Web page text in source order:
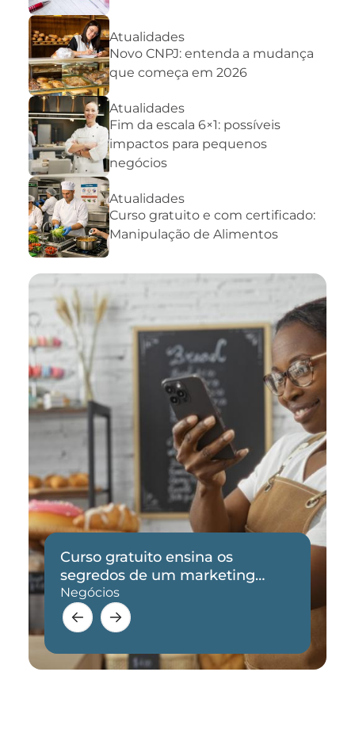
Atualidades
Novo CNPJ: entenda a mudança
que começa em 2026
Atualidades
Fim da escala 6×1: possíveis
impactos para pequenos
negócios
Atualidades
Curso gratuito e com certificado:
Manipulação de Alimentos
Curso gratuito ensina os
segredos de um marketing
eficaz
Negócios